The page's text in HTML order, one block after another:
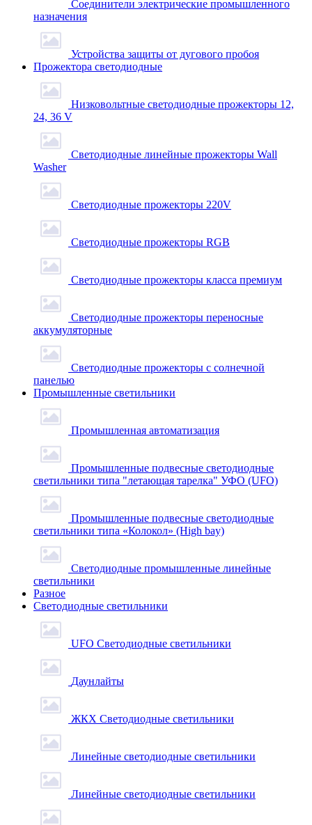
Соединители электрические промышленного
назначения
Устройства защиты от дугового пробоя
Прожектора светодиодные
Низковольтные светодиодные прожекторы 12,
24, 36 V
Светодиодные линейные прожекторы Wall
Washer
Светодиодные прожекторы 220V
Светодиодные прожекторы RGB
Светодиодные прожекторы класса премиум
Светодиодные прожекторы переносные
аккумуляторные
Светодиодные прожекторы с солнечной
панелью
Промышленные светильники
Промышленная автоматизация
Промышленные подвесные cветодиодные
светильники типа "летающая тарелка" УФО (UFO)
Промышленные подвесные cветодиодные
светильники типа «Колокол» (High bay)
Светодиодные промышленные линейные
светильники
Разное
Светодиодные светильники
UFO Светодиодные светильники
Даунлайты
ЖКХ Светодиодные светильники
Линейные светодиодные светильники
Линейные светодиодные светильники